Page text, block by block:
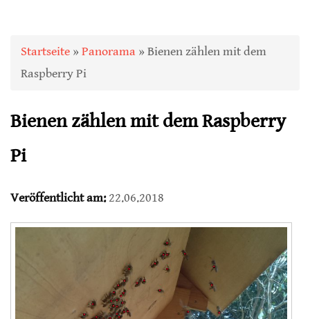
Sie sind hier
Startseite » Panorama » Bienen zählen mit dem
Raspberry Pi
Bienen zählen mit dem Raspberry
Pi
Veröffentlicht am:22.06.2018